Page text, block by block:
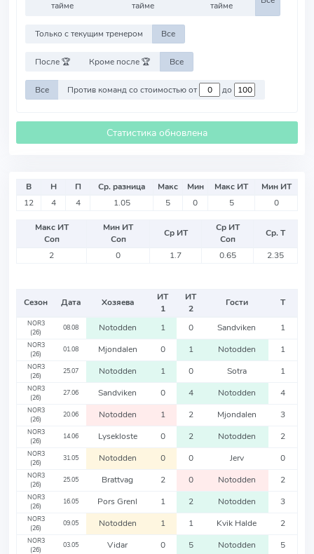
тайме
тайме
тайме
Только с текущим тренером Все
После 🏆 Кроме после 🏆 Все
Все Против команд со стоимостью от до
Статистика обновлена
В Н П Ср. разница Макс Мин Макс ИТ
Мин ИТ
12
4 4 1.05 5 0 5 0
Макс ИТ
Соп
Мин ИТ
Соп
Ср ИТ
Ср ИТ
Соп
Ср. Т
2
0 1.7 0.65 2.35
Сезон Дата Хозяева
ИТ
1
ИТ
2
Гости Т
NOR3
(26)
08.08 Notodden 1 0 Sandviken 1
NOR3
(26)
01.08 Mjondalen 0 1 Notodden 1
NOR3
(26)
25.07 Notodden 1 0 Sotra 1
NOR3
(26)
27.06 Sandviken 0 4 Notodden 4
NOR3
(26)
20.06 Notodden 1 2 Mjondalen 3
NOR3
(26)
14.06 Lysekloste 0 2 Notodden 2
NOR3
(26)
31.05 Notodden 0 0 Jerv 0
NOR3
(26)
25.05 Brattvag 2 0 Notodden 2
NOR3
(26)
16.05 Pors Grenl 1 2 Notodden 3
NOR3
(26)
09.05 Notodden 1 1 Kvik Halde 2
NOR3
(26)
03.05 Vidar 0 5 Notodden 5